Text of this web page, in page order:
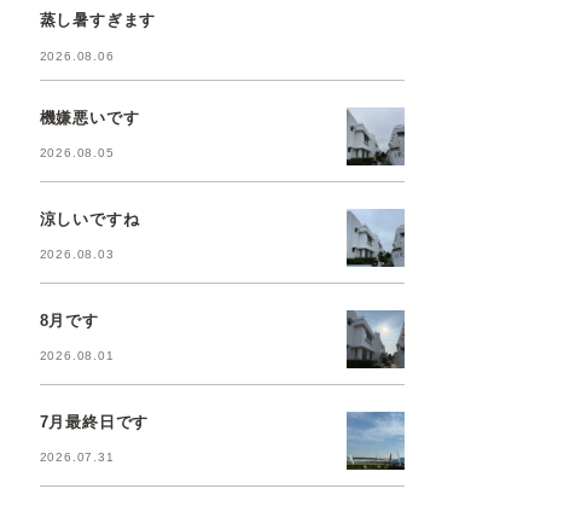
蒸し暑すぎます
2026.08.06
機嫌悪いです
2026.08.05
涼しいですね
2026.08.03
8月です
2026.08.01
7月最終日です
2026.07.31